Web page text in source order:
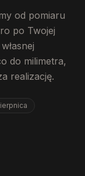
od pomiaru
po Twojej
do milimetra,
realizację.